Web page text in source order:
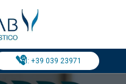
Tel: +39 039 23971